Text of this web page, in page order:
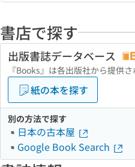
書店で探す
出版書誌データベース
『Books』は各出版社から提供
紙の本を探す
別の方法で探す
日本の古本屋
Google Book Search